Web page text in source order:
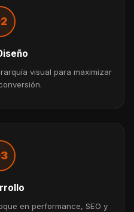
visual para maximizar
en performance, SEO y